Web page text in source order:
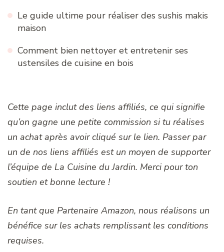
Le guide ultime pour réaliser des sushis makis
maison
Comment bien nettoyer et entretenir ses
ustensiles de cuisine en bois
Cette page inclut des liens affiliés, ce qui signifie
qu’on gagne une petite commission si tu réalises
un achat après avoir cliqué sur le lien. Passer par
un de nos liens affiliés est un moyen de supporter
l’équipe de La Cuisine du Jardin. Merci pour ton
soutien et bonne lecture !
En tant que Partenaire Amazon, nous réalisons un
bénéfice sur les achats remplissant les conditions
requises.